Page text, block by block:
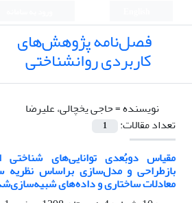
فصل‌نامه پژوهش‌های
کاربردی روانشناختی
نویسنده =حاجی یخچالی، علیرضا
تعداد مقالات:
1
مقیاس دوبُعدی توانایی‌های شناختی
بازطراحی و مدل‌سازی براساس نظریه
معادلات ساختاری و داده‌های